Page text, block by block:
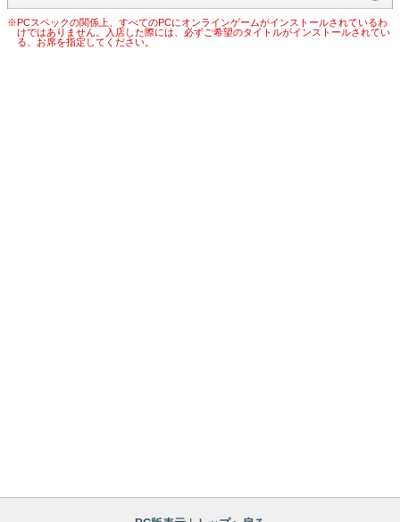
※PCスペックの関係上、すべてのPCにオンラインゲームがインストールされているわ
けではありません。入店した際には、必ずご希望のタイトルがインストールされてい
る、お席を指定してください。